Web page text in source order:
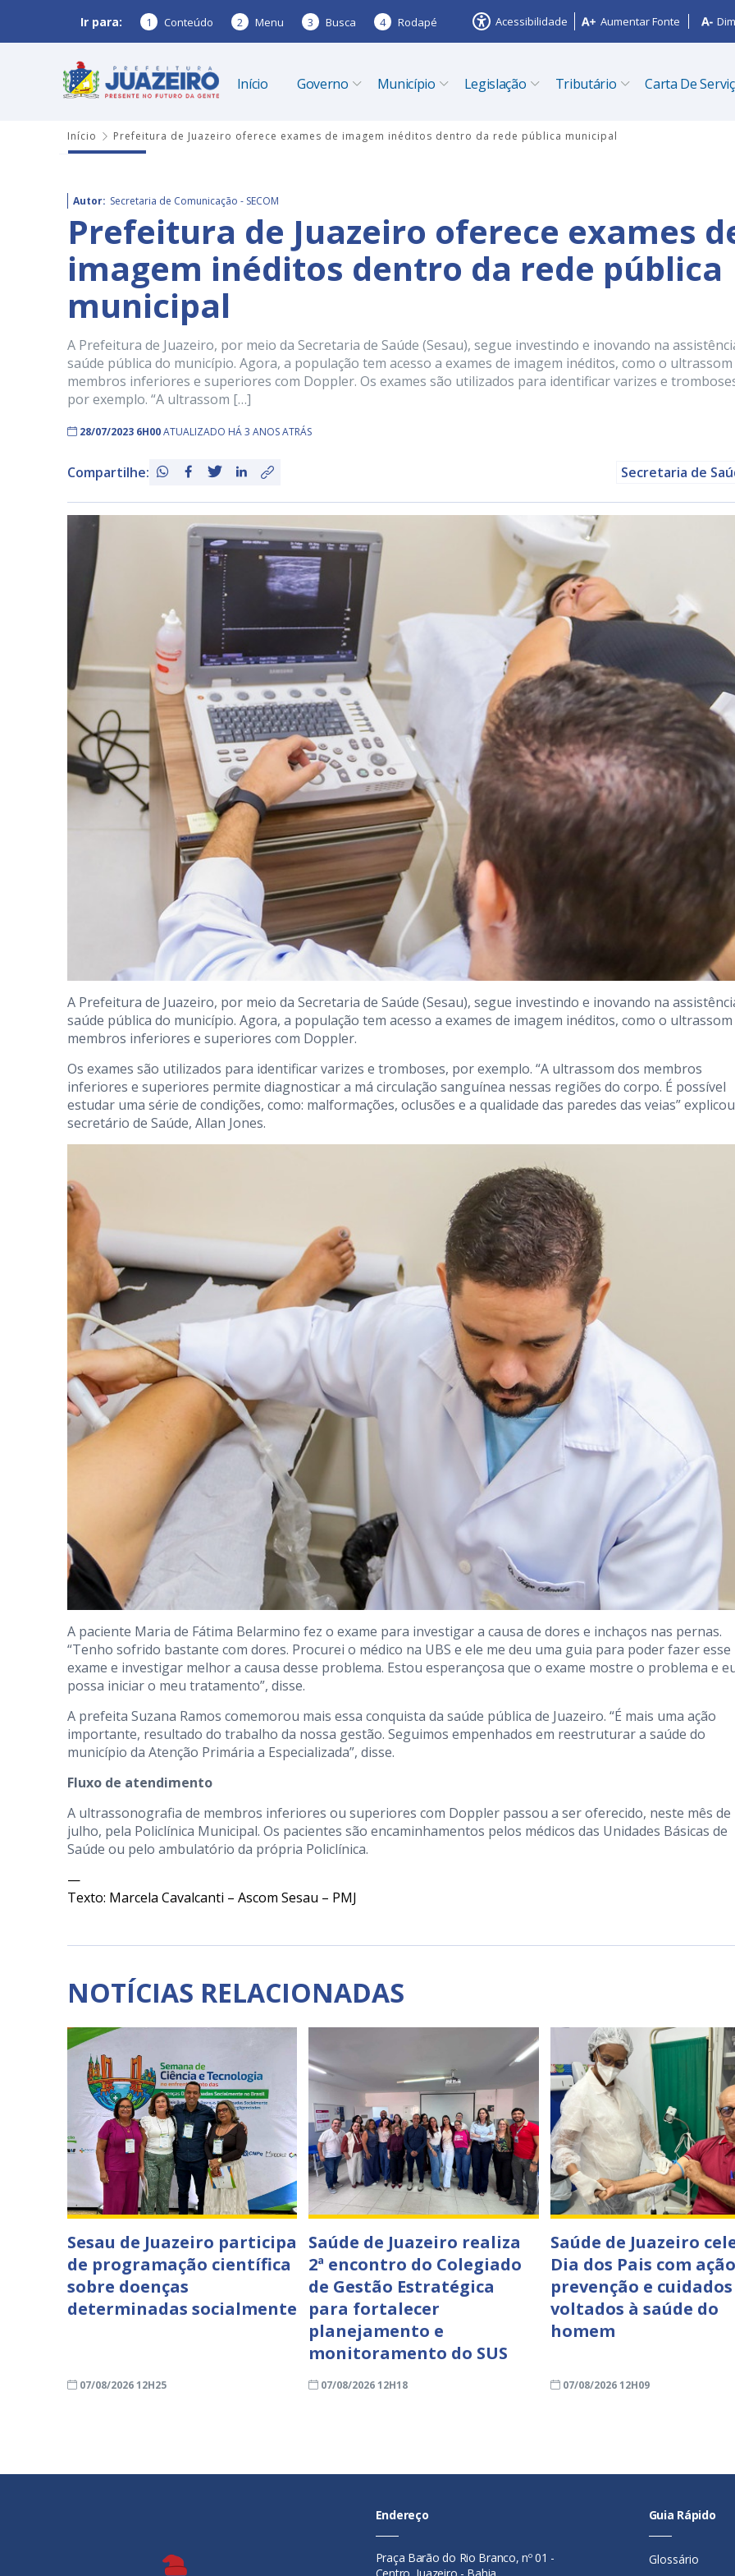
Ir para: 1 Conteúdo 2 Menu 3 Busca 4 Rodapé Acessibilidade Aumentar Fonte
Início Governo Município Legislação Tributário Carta De
Início Prefeitura de Juazeiro oferece exames de imagem inéditos dentro da rede pública municipal
Autor: Secretaria de Comunicação - SECOM
Prefeitura de Juazeiro oferece exames
imagem inéditos dentro da rede pública
municipal
A Prefeitura de Juazeiro, por meio da Secretaria de Saúde (Sesau), segue investindo e inovando na
saúde pública do município. Agora, a população tem acesso a exames de imagem inéditos, como o ultrassom
membros inferiores e superiores com Doppler. Os exames são utilizados para identificar varizes e
por exemplo. “A ultrassom […]
28/07/2023 6H00ATUALIZADO HÁ 3 ANOS ATRÁS
Compartilhe: Secretaria de
A Prefeitura de Juazeiro, por meio da Secretaria de Saúde (Sesau), segue investindo e inovando na
saúde pública do município. Agora, a população tem acesso a exames de imagem inéditos, como o ultrassom
membros inferiores e superiores com Doppler.
Os exames são utilizados para identificar varizes e tromboses, por exemplo. “A ultrassom dos membros
inferiores e superiores permite diagnosticar a má circulação sanguínea nessas regiões do corpo. É possível
estudar uma série de condições, como: malformações, oclusões e a qualidade das paredes das veias”
secretário de Saúde, Allan Jones.
A paciente Maria de Fátima Belarmino fez o exame para investigar a causa de dores e inchaços nas pernas.
“Tenho sofrido bastante com dores. Procurei o médico na UBS e ele me deu uma guia para poder fazer esse
exame e investigar melhor a causa desse problema. Estou esperançosa que o exame mostre o problema e
possa iniciar o meu tratamento”, disse.
A prefeita Suzana Ramos comemorou mais essa conquista da saúde pública de Juazeiro. “É mais uma ação
importante, resultado do trabalho da nossa gestão. Seguimos empenhados em reestruturar a saúde do
município da Atenção Primária a Especializada”, disse.
Fluxo de atendimento
A ultrassonografia de membros inferiores ou superiores com Doppler passou a ser oferecido, neste mês de
julho, pela Policlínica Municipal. Os pacientes são encaminhamentos pelos médicos das Unidades Básicas de
Saúde ou pelo ambulatório da própria Policlínica.
—
Texto: Marcela Cavalcanti – Ascom Sesau – PMJ
NOTÍCIAS RELACIONADAS
Sesau de Juazeiro participa
de programação científica
sobre doenças
determinadas socialmente
07/08/2026 12H25
Saúde de Juazeiro realiza
2ª encontro do Colegiado
de Gestão Estratégica
para fortalecer
planejamento e
monitoramento do SUS
07/08/2026 12H18
Saúde de Juazeiro
Dia dos Pais com
prevenção e cuidados
voltados à saúde do
homem
07/08/2026 12H09
Endereço
Praça Barão do Rio Branco, nº 01 -
Centro, Juazeiro - Bahia
Guia Rápido
Glossário